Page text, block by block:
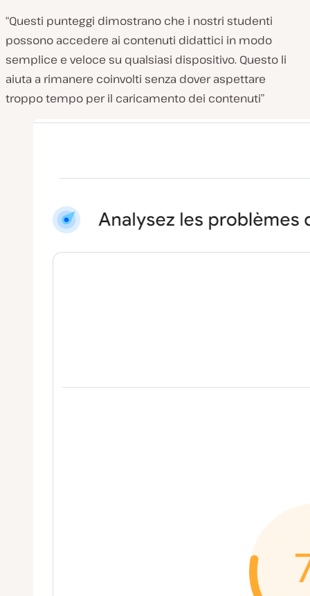
“Questi punteggi dimostrano che i nostri studenti
possono accedere ai contenuti didattici in modo
semplice e veloce su qualsiasi dispositivo. Questo li
aiuta a rimanere coinvolti senza dover aspettare
troppo tempo per il caricamento dei contenuti”